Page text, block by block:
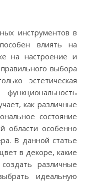
влиять на
на настроение и
выбора
эстетическая
как различные
состояние
области особенно
В данной статье
в декоре, какие
различные
идеальную